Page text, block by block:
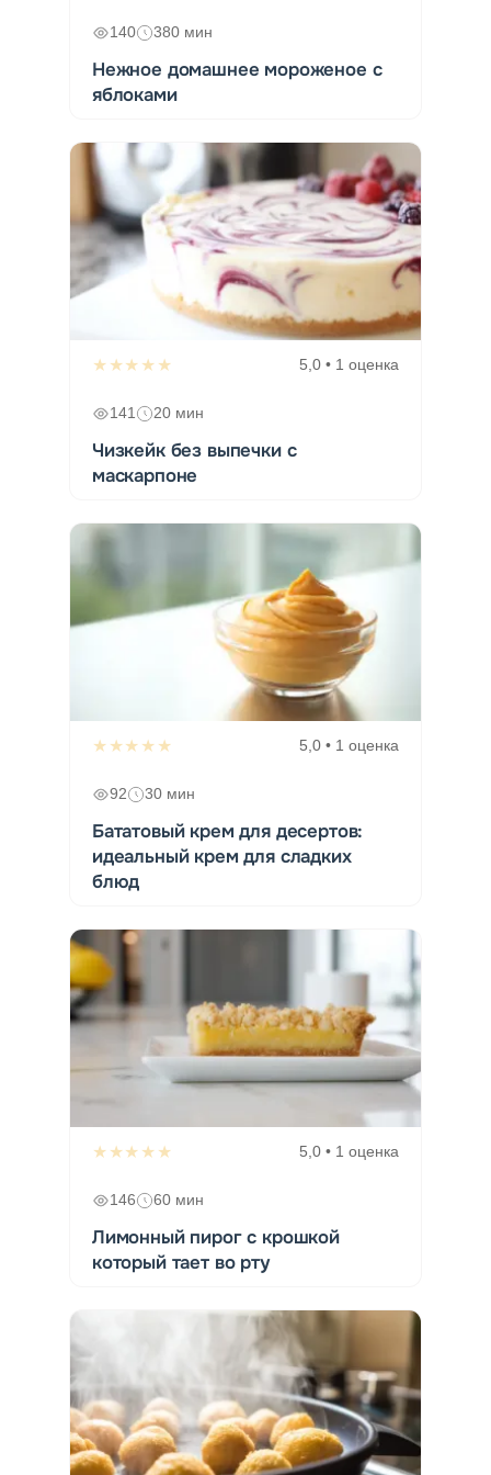
140 380 мин
Нежное домашнее мороженое с
яблоками
★★★★★ 5,0 • 1 оценка
141 20 мин
Чизкейк без выпечки с
маскарпоне
★★★★★ 5,0 • 1 оценка
92 30 мин
Бататовый крем для десертов:
идеальный крем для сладких
блюд
★★★★★ 5,0 • 1 оценка
146 60 мин
Лимонный пирог с крошкой
который тает во рту